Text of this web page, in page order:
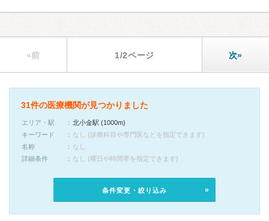
«前 1/2ページ 次»
31件の医療機関が見つかりました
エリア・駅
北小金駅 (1000m)
キーワード
なし (診療科目や専門医などを指定できます)
名称
なし
詳細条件
なし (曜日や時間帯を指定できます)
条件変更・絞り込み